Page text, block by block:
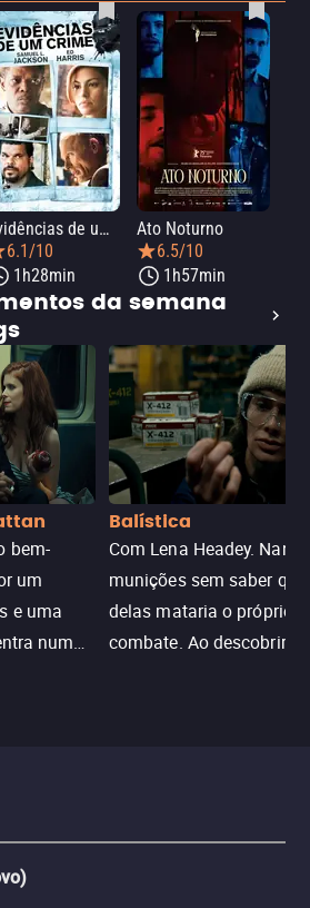
Evidências de um Crime
6.1/10
1h28min
Ato Noturno
6.5/10
1h57min
da semana
bem-
um
e uma
num
Balística
Com Lena Headey.
munições sem saber
delas mataria o próprio
combate. Ao descobrir a